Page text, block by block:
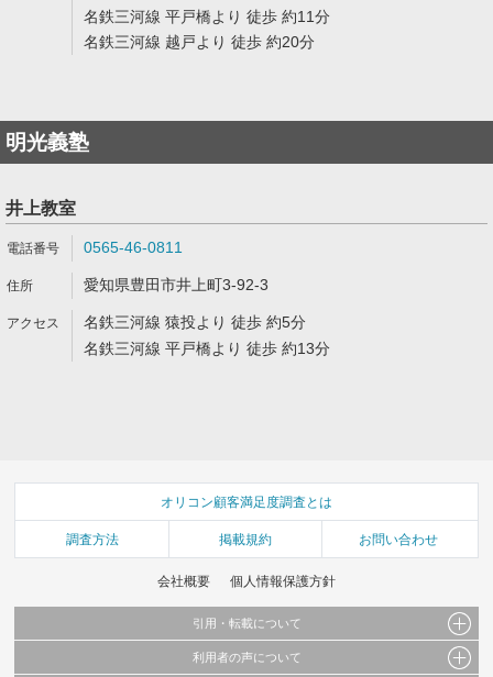
名鉄三河線 平戸橋より 徒歩 約11分
名鉄三河線 越戸より 徒歩 約20分
明光義塾
井上教室
0565-46-0811
愛知県豊田市井上町3-92-3
名鉄三河線 猿投より 徒歩 約5分
名鉄三河線 平戸橋より 徒歩 約13分
オリコン顧客満足度調査とは
調査方法 掲載規約 お問い合わせ
会社概要 個人情報保護方針
引用・転載について
当サイトで公開されている情報（文字、写真、イラスト、画像データ等）及びこれらの配
利用者の声について